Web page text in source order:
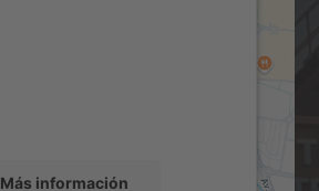
Más información